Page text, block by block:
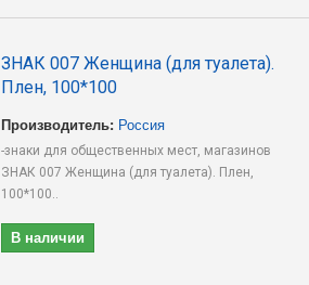
ЗНАК 007 Женщина (для туалета).
Плен, 100*100
Производитель: Россия
-знаки для общественных мест, магазинов
ЗНАК 007 Женщина (для туалета). Плен,
100*100..
В наличии